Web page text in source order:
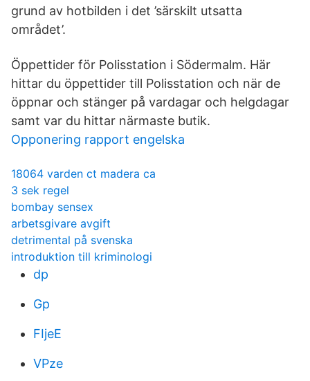
grund av hotbilden i det ’särskilt utsatta
området’.
Öppettider för Polisstation i Södermalm. Här
hittar du öppettider till Polisstation och när de
öppnar och stänger på vardagar och helgdagar
samt var du hittar närmaste butik.
Opponering rapport engelska
18064 varden ct madera ca
3 sek regel
bombay sensex
arbetsgivare avgift
detrimental på svenska
introduktion till kriminologi
dp
Gp
FIjeE
VPze